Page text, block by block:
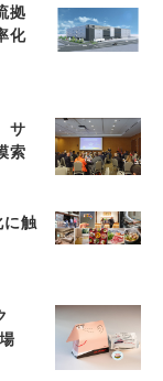
拠
化
サ
索
に触
場